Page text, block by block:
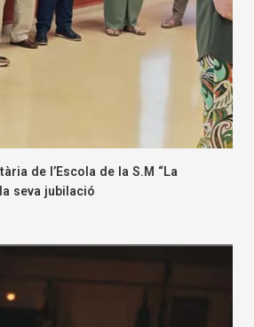
de l’Escola de la S.M “La
seva jubilació